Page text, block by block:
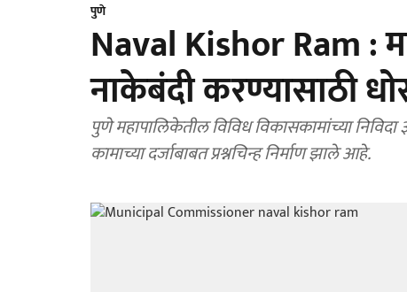
पुणे
Naval Kishor Ram :
नाकेबंदी करण्यासाठी
पुणे महापालिकेतील विविध विकासकामांच्या
कामाच्या दर्जाबाबत प्रश्नचिन्ह निर्माण झाले आहे.